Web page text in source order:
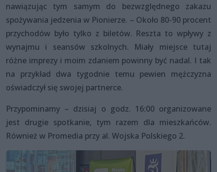
nawiązując tym samym do bezwzględnego zakazu
spożywania jedzenia w Pionierze. – Około 80-90 procent
przychodów było tylko z biletów. Reszta to wpływy z
wynajmu i seansów szkolnych. Miały miejsce tutaj
różne imprezy i moim zdaniem powinny być nadal. I tak
na przykład dwa tygodnie temu pewien mężczyzna
oświadczył się swojej partnerce.
Przypominamy – dzisiaj o godz. 16:00 organizowane
jest drugie spotkanie, tym razem dla mieszkańców.
Również w Promedia przy al. Wojska Polskiego 2.